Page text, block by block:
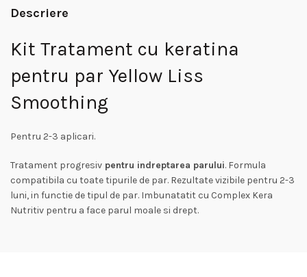
Descriere
Kit Tratament cu keratina
pentru par Yellow Liss
Smoothing
Pentru 2-3 aplicari.
Tratament progresiv pentru indreptarea parului. Formula
compatibila cu toate tipurile de par. Rezultate vizibile pentru 2-3
luni, in functie de tipul de par. Imbunatatit cu Complex Kera
Nutritiv pentru a face parul moale si drept.